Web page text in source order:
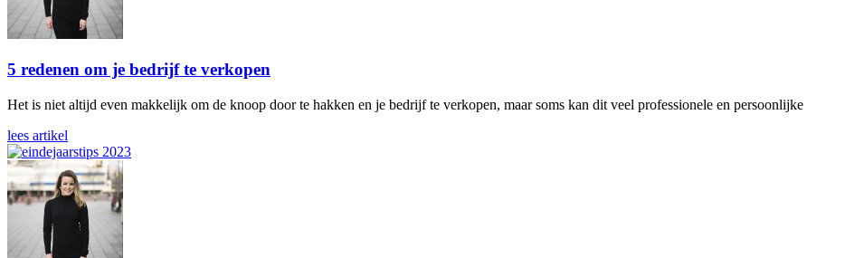
5 redenen om je bedrijf te verkopen
Het is niet altijd even makkelijk om de knoop door te hakken en je bedrijf te verkopen, maar soms kan dit veel professionele en persoonlijke
lees artikel